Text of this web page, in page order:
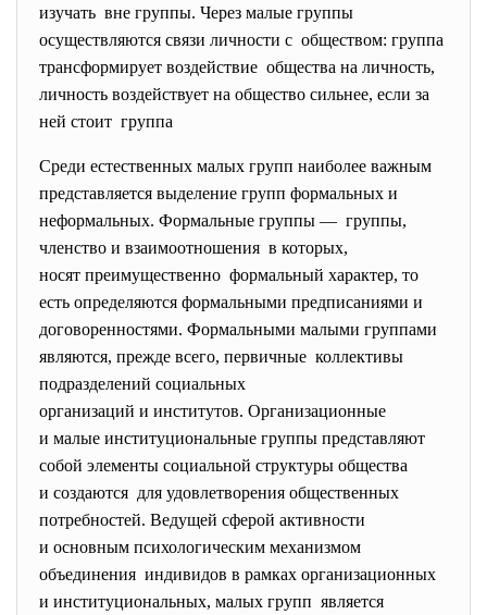
изучать вне группы. Через малые группы
осуществляются связи личности с обществом: группа
трансформирует воздействие общества на личность,
личность воздействует на общество сильнее, если за
ней стоит группа
Среди естественных малых групп наиболее важным
представляется выделение групп формальных и
неформальных. Формальные группы — группы,
членство и взаимоотношения в которых,
носят преимущественно формальный характер, то
есть определяются формальными предписаниями и
договоренностями. Формальными малыми группами
являются, прежде всего, первичные коллективы
подразделений социальных
организаций и институтов. Организационные
и малые институциональные группы представляют
собой элементы социальной структуры общества
и создаются для удовлетворения общественных
потребностей. Ведущей сферой активности
и основным психологическим механизмом
объединения индивидов в рамках организационных
и институциональных, малых групп является